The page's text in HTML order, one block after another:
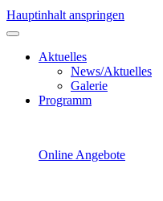
Hauptinhalt anspringen
Aktuelles
News/Aktuelles
Galerie
Programm
Online Angebote